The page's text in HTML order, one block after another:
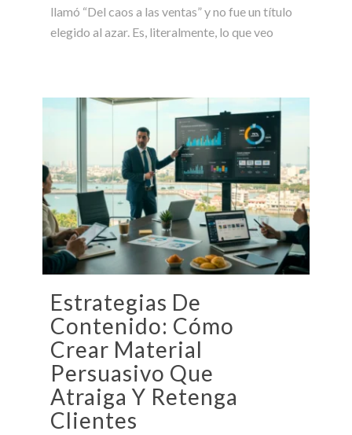
llamó “Del caos a las ventas” y no fue un título
elegido al azar. Es, literalmente, lo que veo
Estrategias De
Contenido: Cómo
Crear Material
Persuasivo Que
Atraiga Y Retenga
Clientes